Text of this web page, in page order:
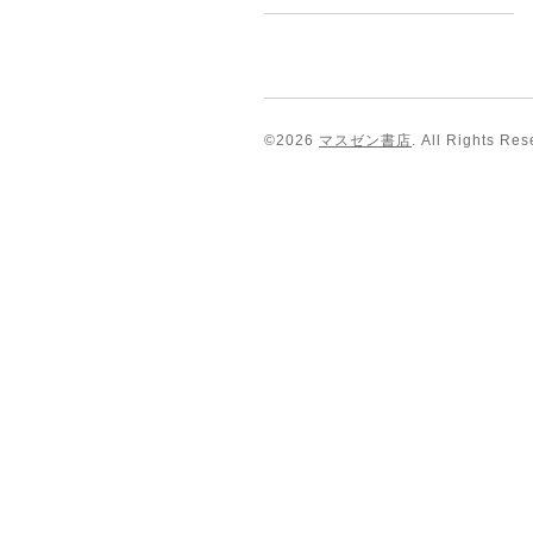
©2026 マスゼン書店. All Rights